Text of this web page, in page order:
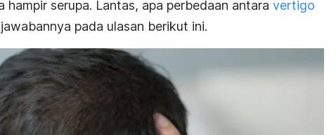
hampir serupa. Lantas, apa perbedaan antara vertigo
pada ulasan berikut ini.